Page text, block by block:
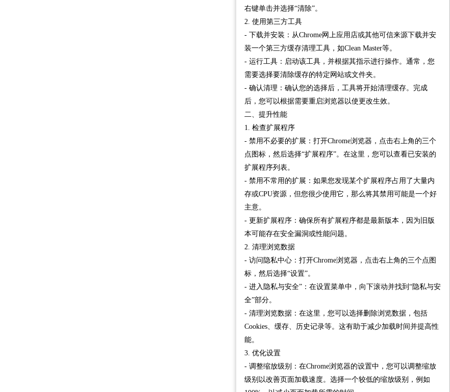
右键单击并选择“清除”。
2. 使用第三方工具
- 下载并安装：从Chrome网上应用店或其他可信来源下载并安
装一个第三方缓存清理工具，如Clean Master等。
- 运行工具：启动该工具，并根据其指示进行操作。通常，您
需要选择要清除缓存的特定网站或文件夹。
- 确认清理：确认您的选择后，工具将开始清理缓存。完成
后，您可以根据需要重启浏览器以使更改生效。
二、提升性能
1. 检查扩展程序
- 禁用不必要的扩展：打开Chrome浏览器，点击右上角的三个
点图标，然后选择“扩展程序”。在这里，您可以查看已安装的
扩展程序列表。
- 禁用不常用的扩展：如果您发现某个扩展程序占用了大量内
存或CPU资源，但您很少使用它，那么将其禁用可能是一个好
主意。
- 更新扩展程序：确保所有扩展程序都是最新版本，因为旧版
本可能存在安全漏洞或性能问题。
2. 清理浏览数据
- 访问隐私中心：打开Chrome浏览器，点击右上角的三个点图
标，然后选择“设置”。
- 进入隐私与安全”：在设置菜单中，向下滚动并找到“隐私与安
全”部分。
- 清理浏览数据：在这里，您可以选择删除浏览数据，包括
Cookies、缓存、历史记录等。这有助于减少加载时间并提高性
能。
3. 优化设置
- 调整缩放级别：在Chrome浏览器的设置中，您可以调整缩放
级别以改善页面加载速度。选择一个较低的缩放级别，例如